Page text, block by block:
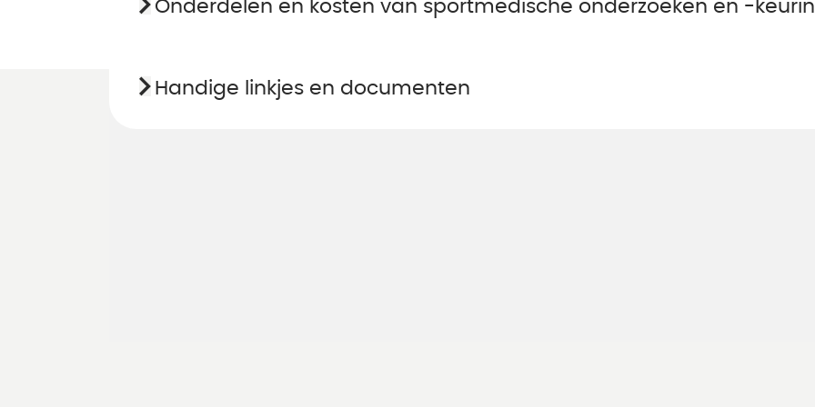
Onderdelen en kosten van sport­medische onderzoeken en -
Handige linkjes en documenten